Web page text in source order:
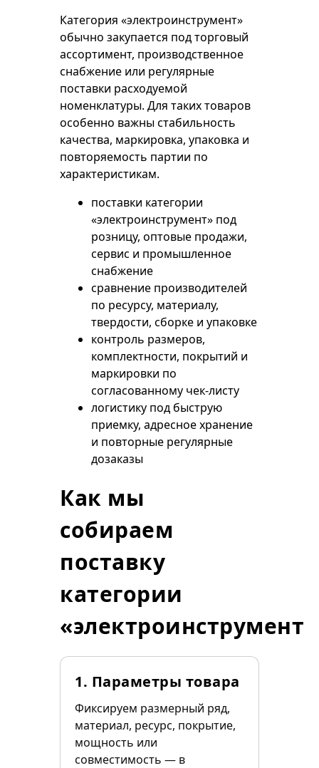
Категория «электроинструмент»
обычно закупается под торговый
ассортимент, производственное
снабжение или регулярные
поставки расходуемой
номенклатуры. Для таких товаров
особенно важны стабильность
качества, маркировка, упаковка и
повторяемость партии по
характеристикам.
поставки категории
«электроинструмент» под
розницу, оптовые продажи,
сервис и промышленное
снабжение
сравнение производителей
по ресурсу, материалу,
твердости, сборке и упаковке
контроль размеров,
комплектности, покрытий и
маркировки по
согласованному чек-листу
логистику под быструю
приемку, адресное хранение
и повторные регулярные
дозаказы
Как мы
собираем
поставку
категории
«электроинструмент»
1. Параметры товара
Фиксируем размерный ряд,
материал, ресурс, покрытие,
мощность или
совместимость — в